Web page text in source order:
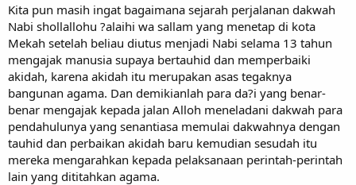
Kita pun masih ingat bagaimana sejarah perjalanan dakwah
Nabi shollallohu ?alaihi wa sallam yang menetap di kota
Mekah setelah beliau diutus menjadi Nabi selama 13 tahun
mengajak manusia supaya bertauhid dan memperbaiki
akidah, karena akidah itu merupakan asas tegaknya
bangunan agama. Dan demikianlah para da?i yang benar-
benar mengajak kepada jalan Alloh meneladani dakwah para
pendahulunya yang senantiasa memulai dakwahnya dengan
tauhid dan perbaikan akidah baru kemudian sesudah itu
mereka mengarahkan kepada pelaksanaan perintah-perintah
lain yang dititahkan agama.